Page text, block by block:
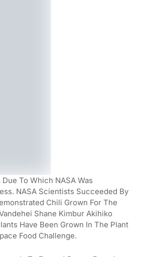
To Which NASA Was
NASA Scientists Succeeded By
Chili Grown For The
Shane Kimbur Akihiko
Have Been Grown In The Plant
Food Challenge.